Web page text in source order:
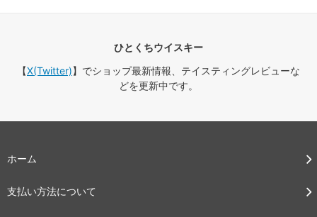
ひとくちウイスキー
【X(Twitter)】でショップ最新情報、テイスティングレビューな
どを更新中です。
ホーム
支払い方法について